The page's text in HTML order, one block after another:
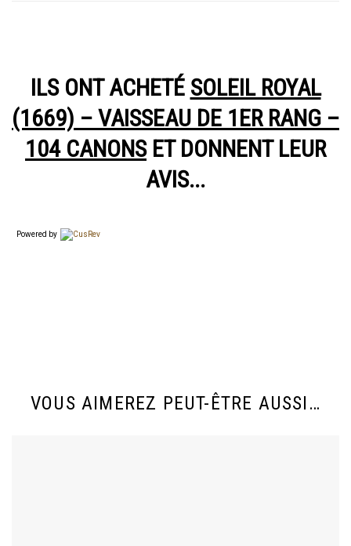
ILS ONT ACHETÉ SOLEIL ROYAL
(1669) – VAISSEAU DE 1ER RANG –
104 CANONSET DONNENT LEUR
AVIS...
Powered by
VOUS AIMEREZ PEUT-ÊTRE AUSSI…